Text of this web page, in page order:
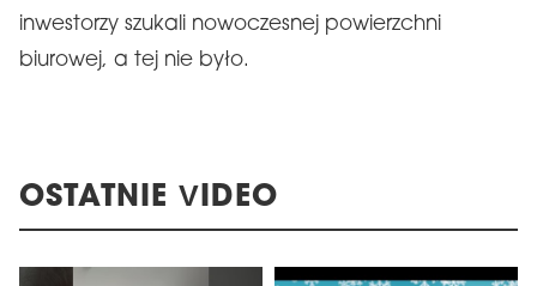
inwestorzy szukali nowoczesnej powierzchni
biurowej, a tej nie było.
OSTATNIE VIDEO